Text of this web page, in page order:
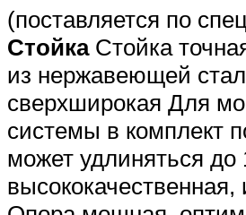
(поставляется по
СтойкаСтойка
из нержавеющей
сверхширокая Для
системы в комплект
может удлиняться
высококачественная,